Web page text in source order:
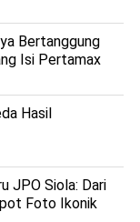
Bertanggung
Isi Pertamax
Hasil
JPO Siola: Dari
Foto Ikonik